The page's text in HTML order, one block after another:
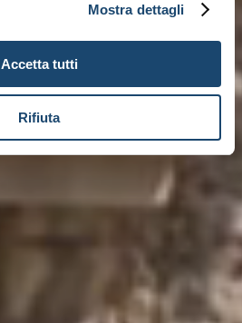
Mostra dettagli
Accetta tutti
Rifiuta